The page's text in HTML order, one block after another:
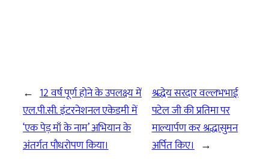
← 12 वर्ष पूर्ण होने के उपलक्ष्य में
एल.पी.सी. इंटरनेशनल एकेडमी में
‘एक पेड़ माँ के नाम’ अभियान के
अंतर्गत पौधरोपण किया।
श्रद्धेय सरदार वल्लभभाई
पटेल जी की प्रतिमा पर
माल्यार्पण कर श्रद्धासुमन
अर्पित किए। →